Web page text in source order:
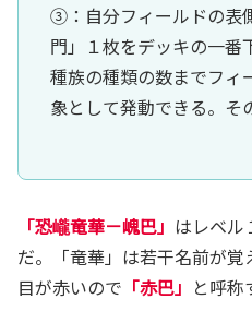
③：自分フィールドの表
門」１枚をデッキの一番
種族の種類の数までフィ
象として発動できる。そ
「恐巄竜華－㟴巴」 はレベル
だ。「竜華」は若干名前が
目が赤いので 「赤巴」 と呼称